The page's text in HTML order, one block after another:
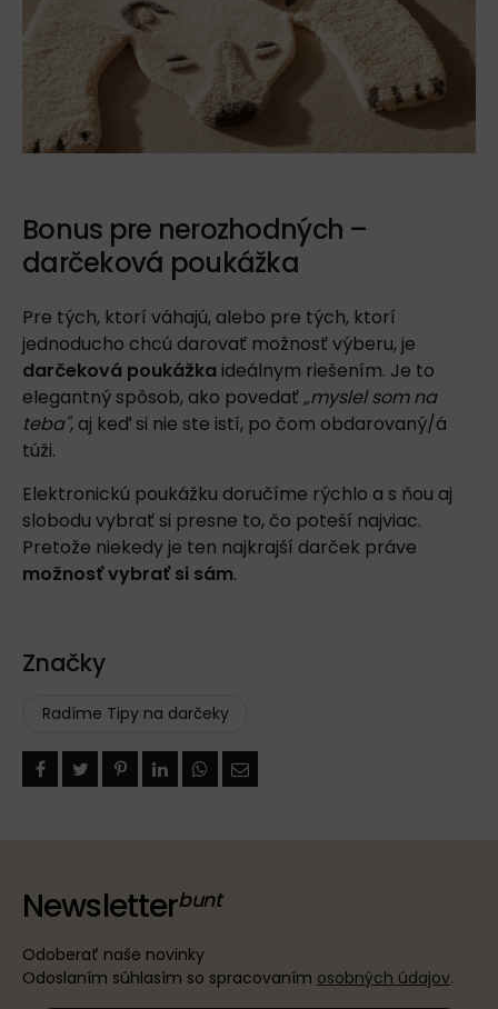
Bonus pre nerozhodných –
darčeková poukážka
Pre tých, ktorí váhajú, alebo pre tých, ktorí
jednoducho chcú darovať možnosť výberu, je
darčeková poukážka ideálnym riešením. Je to
elegantný spôsob, ako povedať„myslel som na
teba", aj keď si nie ste istí, po čom obdarovaný/á
túži.
Elektronickú poukážku doručíme rýchlo a s ňou aj
slobodu vybrať si presne to, čo poteší najviac.
Pretože niekedy je ten najkrajší darček práve
možnosť vybrať si sám.
Značky
Radíme Tipy na darčeky
Facebook
TwitterPinterest
LinkedInWhatsApp
E-
mail
Newsletter
Odoberať naše novinky
Odoslaním súhlasím so spracovaním osobných údajov.